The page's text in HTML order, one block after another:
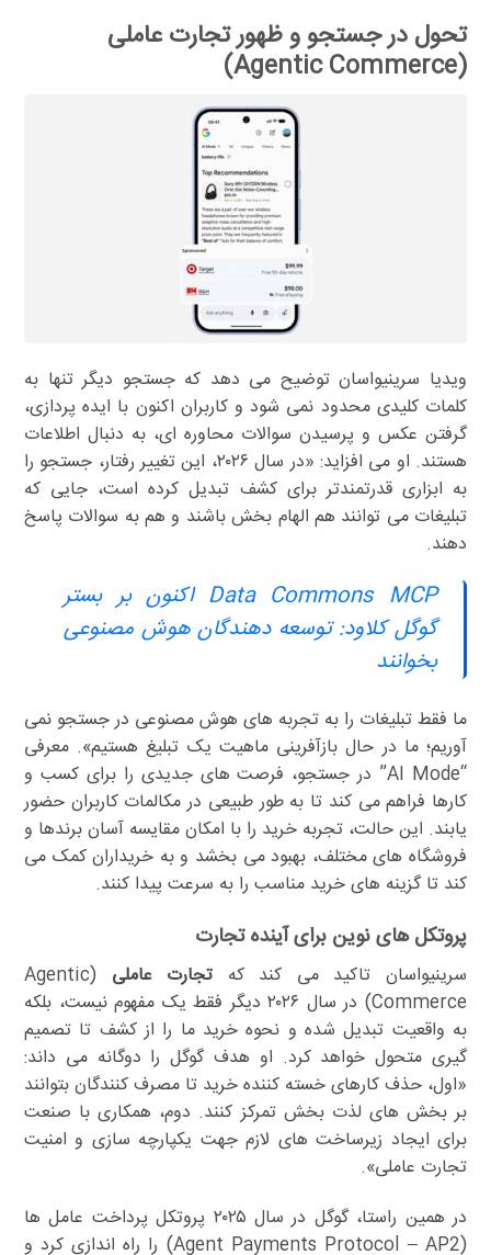
تحول در جستجو و ظهور تجارت عاملی
(Agentic Commerce)
ویدیا سرینیواسان توضیح می دهد که جستجو دیگر تنها به
کلمات کلیدی محدود نمی شود و کاربران اکنون با ایده پردازی،
گرفتن عکس و پرسیدن سوالات محاوره ای، به دنبال اطلاعات
هستند. او می افزاید: «در سال ۲۰۲۶، این تغییر رفتار، جستجو را
به ابزاری قدرتمندتر برای کشف تبدیل کرده است، جایی که
تبلیغات می توانند هم الهام بخش باشند و هم به سوالات پاسخ
دهند.
Data Commons MCP اکنون بر بستر
گوگل کلاود: توسعه دهندگان هوش مصنوعی
بخوانند
ما فقط تبلیغات را به تجربه های هوش مصنوعی در جستجو نمی
آوریم؛ ما در حال بازآفرینی ماهیت یک تبلیغ هستیم». معرفی
“AI Mode” در جستجو، فرصت های جدیدی را برای کسب و
کارها فراهم می کند تا به طور طبیعی در مکالمات کاربران حضور
یابند. این حالت، تجربه خرید را با امکان مقایسه آسان برندها و
فروشگاه های مختلف، بهبود می بخشد و به خریداران کمک می
کند تا گزینه های خرید مناسب را به سرعت پیدا کنند.
پروتکل های نوین برای آینده تجارت
سرینیواسان تاکید می کند که تجارت عاملی
(Agentic
Commerce) در سال ۲۰۲۶ دیگر فقط یک مفهوم نیست، بلکه
به واقعیت تبدیل شده و نحوه خرید ما را از کشف تا تصمیم
گیری متحول خواهد کرد. او هدف گوگل را دوگانه می داند:
«اول، حذف کارهای خسته کننده خرید تا مصرف کنندگان بتوانند
بر بخش های لذت بخش تمرکز کنند. دوم، همکاری با صنعت
برای ایجاد زیرساخت های لازم جهت یکپارچه سازی و امنیت
تجارت عاملی».
در همین راستا، گوگل در سال ۲۰۲۵ پروتکل پرداخت عامل ها
(Agent Payments Protocol – AP2) را راه اندازی کرد و